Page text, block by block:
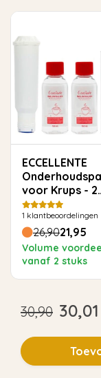
ECCELLENTE
voor Krups - 2
maanden
1 klantbeoordelingen
26,9021,95
Volume
vanaf 2 stuks
30,90 30,01